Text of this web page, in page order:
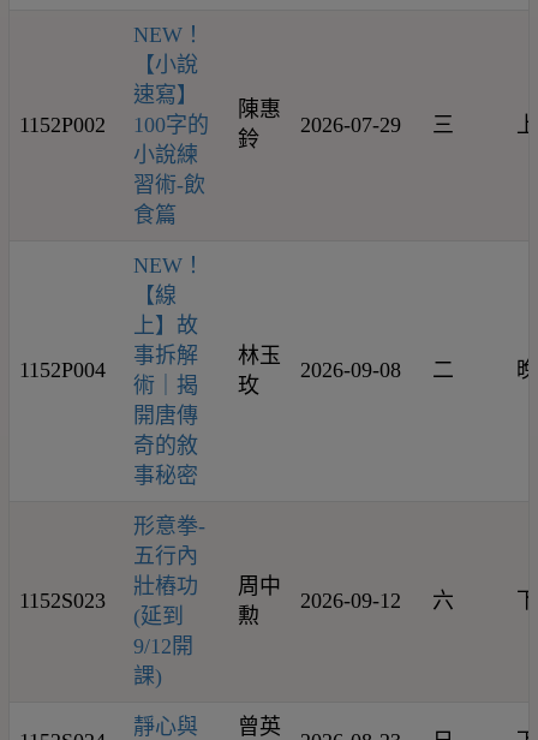
1152P002
NEW！
【小說
速寫】
100字的
小說練
習術-飲
食篇
陳惠
鈴
2026-07-29 三
1152P004
NEW！
【線
上】故
事拆解
術｜揭
開唐傳
奇的敘
事秘密
林玉
玫
2026-09-08 二
1152S023
形意拳-
五行內
壯樁功
(延到
9/12開
課)
周中
勲
2026-09-12 六
靜心與
曾英